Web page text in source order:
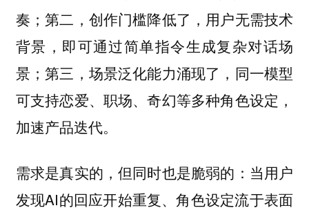
奏；第二，创作门槛降低了，用户无需技术
背景，即可通过简单指令生成复杂对话场
景；第三，场景泛化能力涌现了，同一模型
可支持恋爱、职场、奇幻等多种角色设定，
加速产品迭代。
需求是真实的，但同时也是脆弱的：当用户
发现AI的回应开始重复、角色设定流于表面